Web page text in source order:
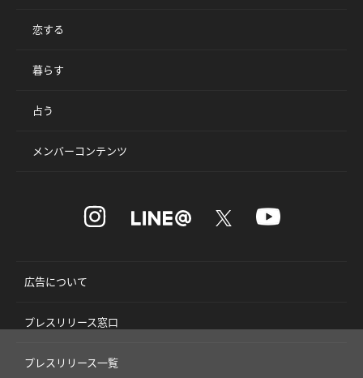
恋する
暮らす
占う
メンバーコンテンツ
広告について
プレスリリース窓口
プレスリリース一覧